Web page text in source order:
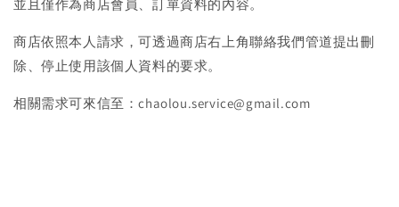
並且僅作為商店會員、訂單資料的內容。
商店依照本人請求，可透過商店右上角聯絡我們管道提出刪
除、停止使用該個人資料的要求。
相關需求可來信至：chaolou.service@gmail.com